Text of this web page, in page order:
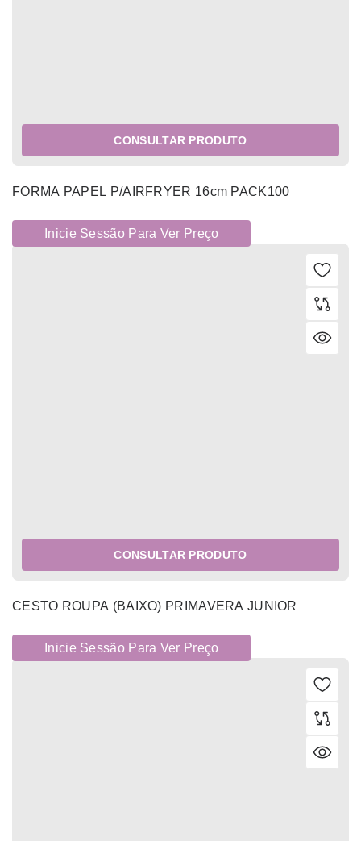
CONSULTAR PRODUTO
FORMA PAPEL P/AIRFRYER 16cm PACK100
Inicie Sessão Para Ver Preço
CONSULTAR PRODUTO
CESTO ROUPA (BAIXO) PRIMAVERA JUNIOR
Inicie Sessão Para Ver Preço